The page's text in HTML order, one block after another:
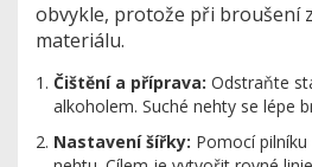
obvykle, protože při broušení
materiálu.
Čištění a příprava: Odstraňte
alkoholem. Suché nehty se lépe
Nastavení šířky: Pomocí